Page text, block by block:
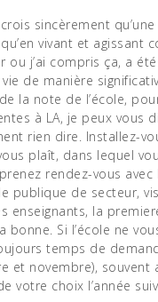
sincèrement
vivant et agissant
ou j’ai compris ça, a
de manière
la note de l’école,
à LA, je peux vous
rien dire. Installez-
plaît, dans lequel
rendez-vous avec
publique de secteur,
enseignants, la
bonne. Si l’école ne
temps de
et novembre), souvent
votre choix l’année